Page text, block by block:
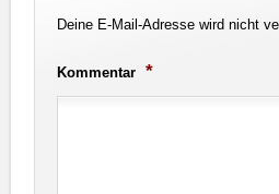
Deine E-Mail-Adresse wird nicht
Kommentar *